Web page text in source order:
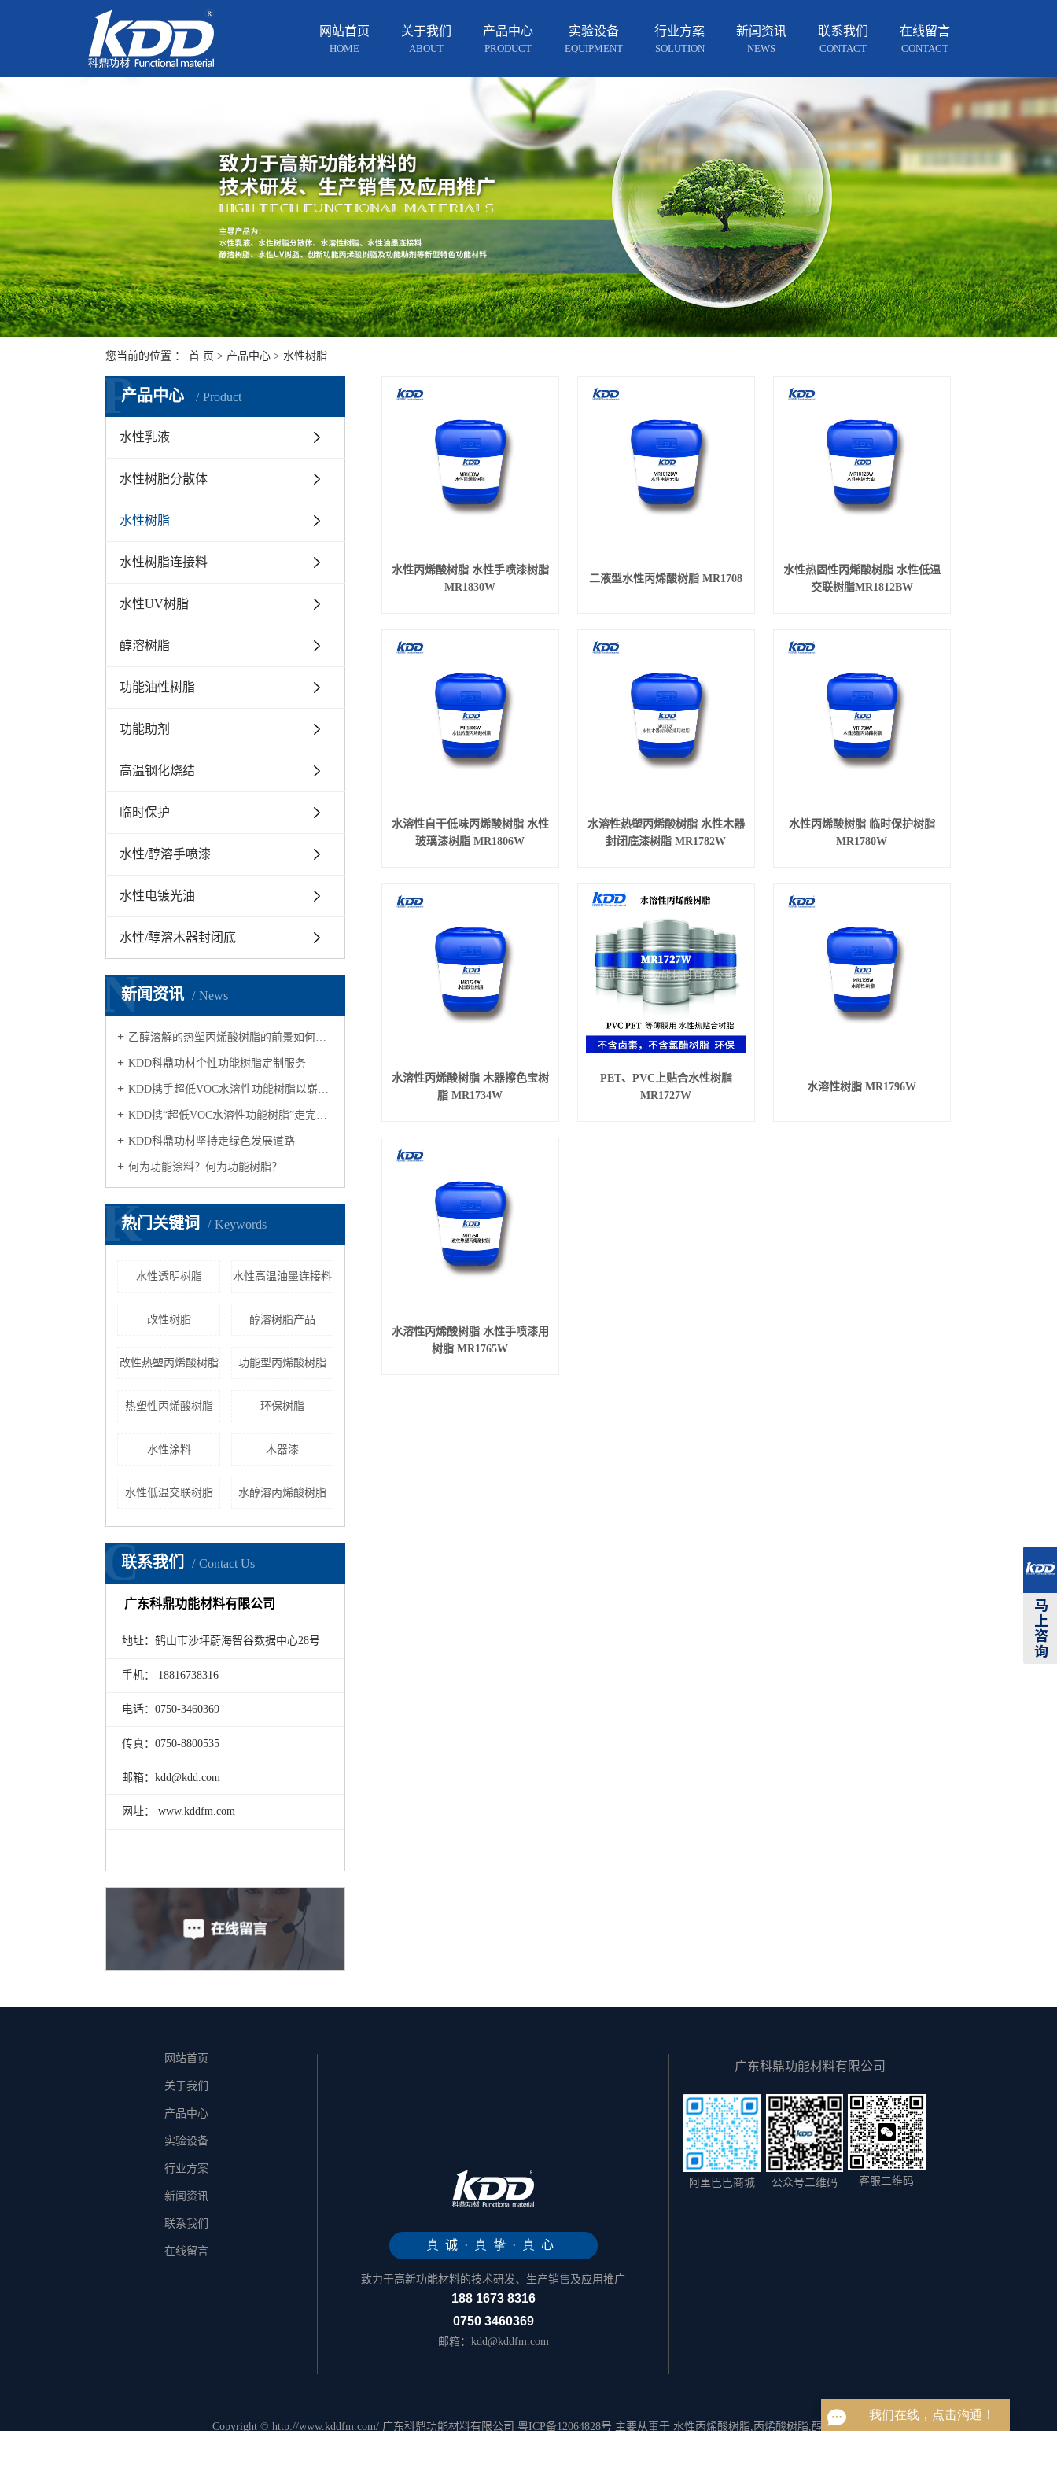
网站首页
HOME
关于我们
ABOUT
产品中心
PRODUCT
实验设备
EQUIPMENT
行业方案
SOLUTION
新闻资讯
NEWS
联系我们
CONTACT
在线留言
CONTACT
您当前的位置 ：首 页 > 产品中心 > 水性树脂
产品中心 Product
P
水性乳液
水性树脂分散体
水性树脂
水性树脂连接料
水性UV树脂
醇溶树脂
功能油性树脂
功能助剂
高温钢化烧结
临时保护
水性/醇溶手喷漆
水性电镀光油
水性/醇溶木器封闭底
新闻资讯 News
N
乙醇溶解的热塑丙烯酸树脂的前景如何？适合应用在哪个行业？
KDD科鼎功材个性功能树脂定制服务
KDD携手超低VOC水溶性功能树脂以崭新的面貌亮相2018广州涂展，得到国内外宾客的高度关注
KDD携“超低VOC水溶性功能树脂”走完第二十三届涂展旅程
KDD科鼎功材坚持走绿色发展道路
何为功能涂料？何为功能树脂？
热门关键词 Keywords
K
水性透明树脂 水性高温油墨连接料
改性树脂 醇溶树脂产品
改性热塑丙烯酸树脂 功能型丙烯酸树脂
热塑性丙烯酸树脂 环保树脂
水性涂料 木器漆
水性低温交联树脂 水醇溶丙烯酸树脂
联系我们 Contact Us
C
广东科鼎功能材料有限公司
地址：鹤山市沙坪蔚海智谷数据中心28号
手机： 18816738316
电话：0750-3460369
传真：0750-8800535
邮箱：kdd@kdd.com
网址： www.kddfm.com
水性丙烯酸树脂 水性手喷漆树脂
MR1830W
二液型水性丙烯酸树脂 MR1708
水性热固性丙烯酸树脂 水性低温
交联树脂MR1812BW
水溶性自干低味丙烯酸树脂 水性
玻璃漆树脂 MR1806W
水溶性热塑丙烯酸树脂 水性木器
封闭底漆树脂 MR1782W
水性丙烯酸树脂 临时保护树脂
MR1780W
水溶性丙烯酸树脂 木器擦色宝树
脂 MR1734W
PET、PVC上贴合水性树脂
MR1727W
水溶性树脂 MR1796W
水溶性丙烯酸树脂 水性手喷漆用
树脂 MR1765W
网站首页
关于我们
产品中心
实验设备
行业方案
新闻资讯
联系我们
在线留言 真诚·真挚·真心
致力于高新功能材料的技术研发、生产销售及应用推广
188 1673 8316
0750 3460369
邮箱：kdd@kddfm.com
广东科鼎功能材料有限公司
阿里巴巴商城 公众号二维码 客服二维码
Copyright © http://www.kddfm.com/ 广东科鼎功能材料有限公司 粤ICP备12064828号 主要从事于 水性丙烯酸树脂 丙烯酸树脂 醇溶树